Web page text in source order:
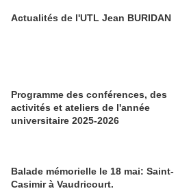
Actualités de l'UTL Jean BURIDAN
Programme des conférences, des
activités et ateliers de l'année
universitaire 2025-2026
Balade mémorielle le 18 mai: Saint-
Casimir à Vaudricourt.